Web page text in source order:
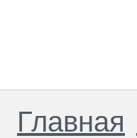
Главная